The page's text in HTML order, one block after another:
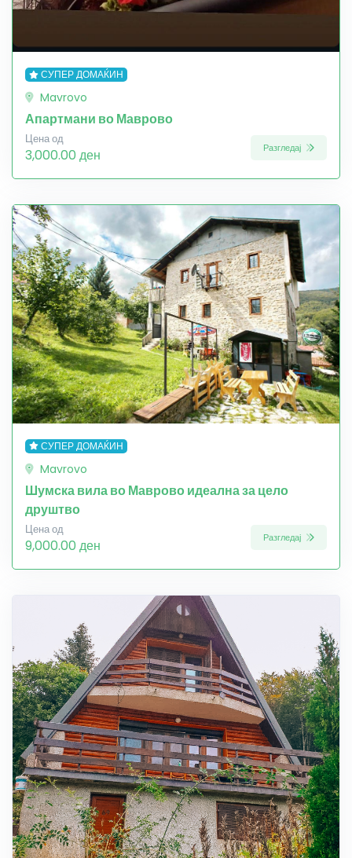
СУПЕР ДОМАЌИН
Mavrovo
Апартмани во Маврово
Цена од
3,000.00 ден Разгледај
СУПЕР ДОМАЌИН
Mavrovo
Шумска вила во Маврово идеална за цело
друштво
Цена од
9,000.00 ден Разгледај